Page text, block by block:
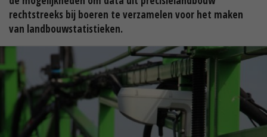
rechtstreeks bij boeren te verzamelen voor het maken
van landbouwstatistieken.